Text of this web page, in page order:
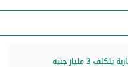
خبر بناء معبد يهودي بالعاصمة الإدارية يتكلف 3 مليار جنيه